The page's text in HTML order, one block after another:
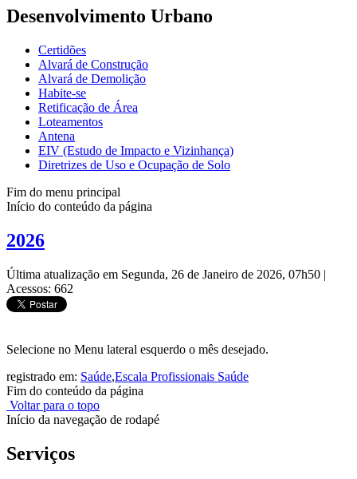
Desenvolvimento Urbano
Certidões
Alvará de Construção
Alvará de Demolição
Habite-se
Retificação de Área
Loteamentos
Antena
EIV (Estudo de Impacto e Vizinhança)
Diretrizes de Uso e Ocupação de Solo
Fim do menu principal
Início do conteúdo da página
2026
Última atualização em Segunda, 26 de Janeiro de 2026, 07h50 |
Acessos: 662
Selecione no Menu lateral esquerdo o mês desejado.
registrado em: Saúde,Escala Profissionais Saúde
Fim do conteúdo da página
Voltar para o topo
Início da navegação de rodapé
Serviços